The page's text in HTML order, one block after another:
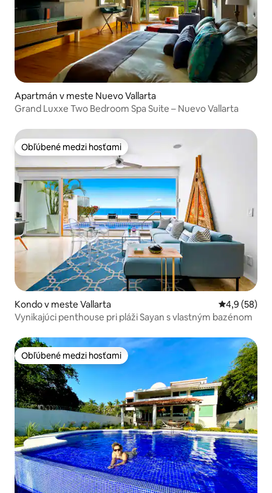
Apartmán v meste Nuevo Vallarta
Grand Luxxe Two Bedroom Spa Suite – Nuevo Vallarta
Obľúbené medzi hosťami
Obľúbené medzi hosťami
Kondo v meste Vallarta Priemerné
4,9 (58)
Vynikajúci penthouse pri pláži Sayan s vlastným bazénom
Obľúbené medzi hosťami
Obľúbené medzi hosťami